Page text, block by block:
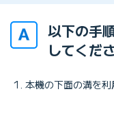
以下の手
してくだ
本機の下面の溝を利